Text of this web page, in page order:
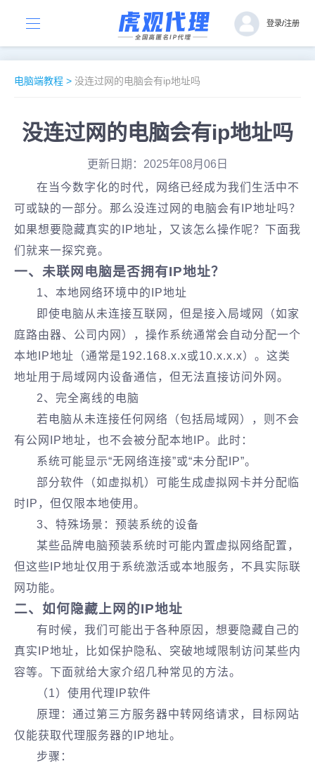
登录/注册
电脑端教程 > 没连过网的电脑会有ip地址吗
没连过网的电脑会有ip地址吗
更新日期：2025年08月06日
在当今数字化的时代，网络已经成为我们生活中不
可或缺的一部分。那么没连过网的电脑会有IP地址吗？
如果想要隐藏真实的IP地址，又该怎么操作呢？下面我
们就来一探究竟。
一、未联网电脑是否拥有IP地址？
1、本地网络环境中的IP地址
即使电脑从未连接互联网，但是接入局域网（如家
庭路由器、公司内网），操作系统通常会自动分配一个
本地IP地址（通常是192.168.x.x或10.x.x.x）。这类
地址用于局域网内设备通信，但无法直接访问外网。
2、完全离线的电脑
若电脑从未连接任何网络（包括局域网），则不会
有公网IP地址，也不会被分配本地IP。此时：
系统可能显示“无网络连接”或“未分配IP”。
部分软件（如虚拟机）可能生成虚拟网卡并分配临
时IP，但仅限本地使用。
3、特殊场景：预装系统的设备
某些品牌电脑预装系统时可能内置虚拟网络配置，
但这些IP地址仅用于系统激活或本地服务，不具实际联
网功能。
二、如何隐藏上网的IP地址
有时候，我们可能出于各种原因，想要隐藏自己的
真实IP地址，比如保护隐私、突破地域限制访问某些内
容等。下面就给大家介绍几种常见的方法。
（1）使用代理IP软件
原理：通过第三方服务器中转网络请求，目标网站
仅能获取代理服务器的IP地址。
步骤：